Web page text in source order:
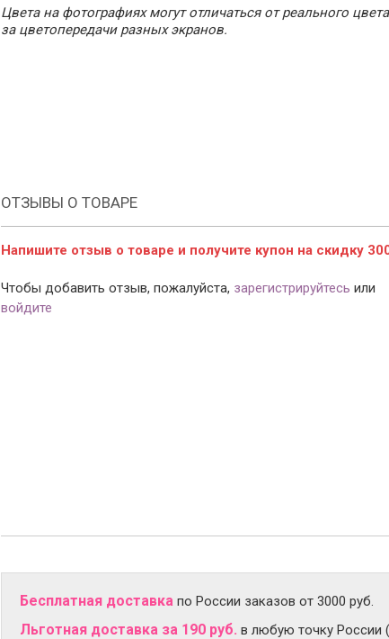
Цвета на фотографиях могут отличаться от реального
за цветопередачи разных экранов.
ОТЗЫВЫ О ТОВАРЕ
Напишите отзыв о товаре и получите купон на скидку
Чтобы добавить отзыв, пожалуйста, зарегистрируйтесь или
войдите
Бесплатная доставка по России заказов от 3000 руб.
Льготная доставка за 190 руб. в любую точку России